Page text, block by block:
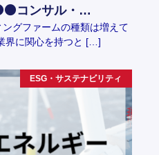
コンサル・…
グファームの種類は増えて
界に関心を持つと […]
ESG・サステナビリティ